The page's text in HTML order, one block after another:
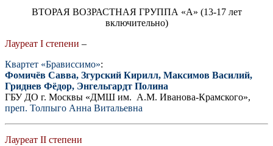
ВТОРАЯ ВОЗРАСТНАЯ ГРУППА «A» (13-17 лет
включительно)
Лауреат I степени –
Квартет «Брависсимо»:
Фомичёв Савва, Згурский Кирилл, Максимов Василий,
Гриднев Фёдор, Энгельгардт Полина
ГБУ ДО г. Москвы «ДМШ им. А.М. Иванова-Крамского»,
преп. Толпыго Анна Витальевна
Лауреат II степени